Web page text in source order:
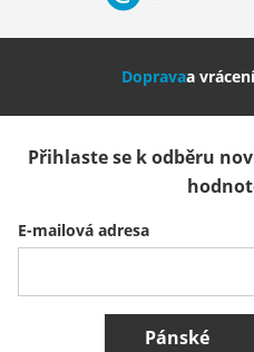
Nederland Italia
Belgique (Français)
Dopravaa
Přihlaste se k odběru
E-mailová adresa
Pánské